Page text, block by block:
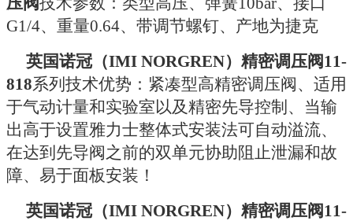
G1/4、重量0.64、带调节螺钉、产地为捷克
英国诺冠（IMI NORGREN）精密调压阀11-
818系列技术优势 ：紧凑型高精密调压阀、适用
于气动计量和实验室以及精密先导控制、当输
出高于设置雅力士整体式安装法可自动溢流、
在达到先导阀之前的双单元协助阻止泄漏和故
障、易于面板安装！
英国诺冠（IMI NORGREN）精密调压阀11-